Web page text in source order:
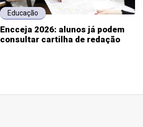
Educação
Encceja 2026: alunos já podem
consultar cartilha de redação